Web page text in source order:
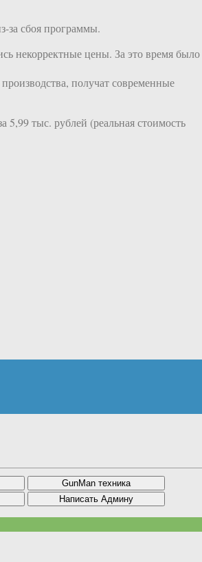
за сбоя программы.
некорректные цены. За это время было
получат современные
тыс. рублей (реальная стоимость